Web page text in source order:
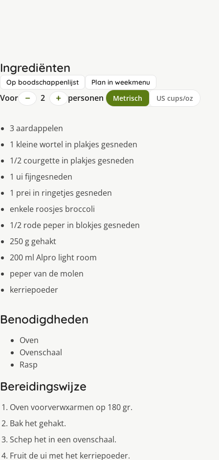
Ingrediënten
Op boodschappenlijst Plan in weekmenu
Voor − 2 + personen Metrisch US cups/oz
3 aardappelen
1 kleine wortel in plakjes gesneden
1/2 courgette in plakjes gesneden
1 ui fijngesneden
1 prei in ringetjes gesneden
enkele roosjes broccoli
1/2 rode peper in blokjes gesneden
250 g gehakt
200 ml Alpro light room
peper van de molen
kerriepoeder
Benodigdheden
Oven
Ovenschaal
Rasp
Bereidingswijze
Oven voorverwxarmen op 180 gr.
Bak het gehakt.
Schep het in een ovenschaal.
Fruit de ui met het kerriepoeder.